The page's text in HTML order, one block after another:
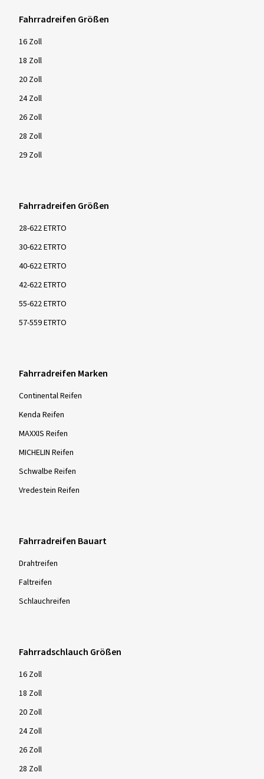
Fahrradreifen Größen
16 Zoll
18 Zoll
20 Zoll
24 Zoll
26 Zoll
28 Zoll
29 Zoll
Fahrradreifen Größen
28-622 ETRTO
30-622 ETRTO
40-622 ETRTO
42-622 ETRTO
55-622 ETRTO
57-559 ETRTO
Fahrradreifen Marken
Continental Reifen
Kenda Reifen
MAXXIS Reifen
MICHELIN Reifen
Schwalbe Reifen
Vredestein Reifen
Fahrradreifen Bauart
Drahtreifen
Faltreifen
Schlauchreifen
Fahrradschlauch Größen
16 Zoll
18 Zoll
20 Zoll
24 Zoll
26 Zoll
28 Zoll